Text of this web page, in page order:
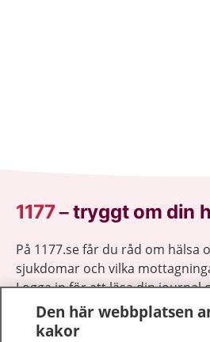
1177–tryggt om din
På 1177.se får du råd om hälsa
sjukdomar och vilka
Logga in för att läsa din journal
vårdärenden. Ring
sjukvårdsrådgivning dygnet runt.
Den här webbplatsen
kakor